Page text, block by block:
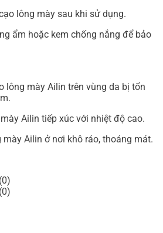
lông mày sau khi sử dụng.
ẩm hoặc kem chống nắng để bảo
lông mày Ailin trên vùng da bị tổn
Ailin tiếp xúc với nhiệt độ cao.
mày Ailin ở nơi khô ráo, thoáng mát.